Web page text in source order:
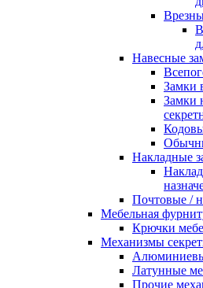
Навесные
Замки
Замки
Накладные
Почтовые /
Мебельная
Крючки
Механизмы
Латунные
Прочие